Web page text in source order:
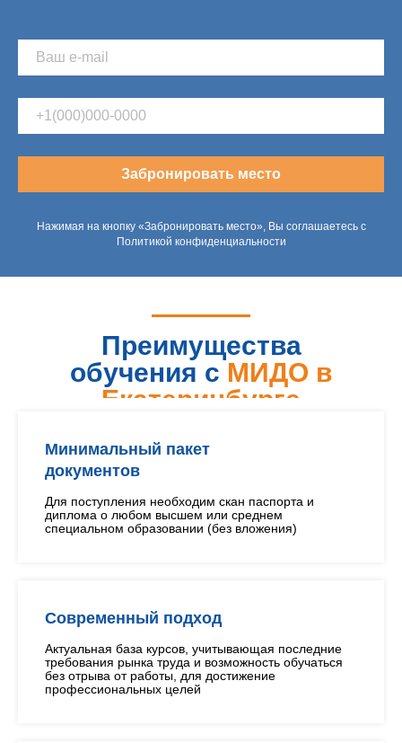
Забронировать место
Нажимая на кнопку «Забронировать место», Вы соглашаетесь с
Политикой конфиденциальности
Преимущества
обучения с МИДО в
Екатеринбурге
Минимальный пакет
документов
Для поступления необходим скан паспорта и
диплома о любом высшем или среднем
специальном образовании (без вложения)
Современный подход
Актуальная база курсов, учитывающая последние
требования рынка труда и возможность обучаться
без отрыва от работы, для достижение
профессиональных целей